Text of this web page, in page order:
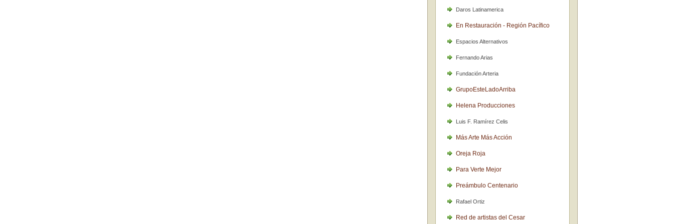
Daros Latinamerica
En Restauración - Región Pacífico
Espacios Alternativos
Fernando Arias
Fundación Arteria
GrupoEsteLadoArriba
Helena Producciones
Luis F. Ramírez Celis
Más Arte Más Acción
Oreja Roja
Para Verte Mejor
Preámbulo Centenario
Rafael Ortiz
Red de artistas del Cesar